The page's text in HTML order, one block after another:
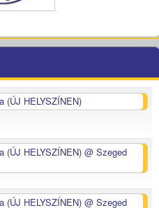
(ÚJ HELYSZÍNEN)
(ÚJ HELYSZÍNEN) @ Szeged
(ÚJ HELYSZÍNEN) @ Szeged